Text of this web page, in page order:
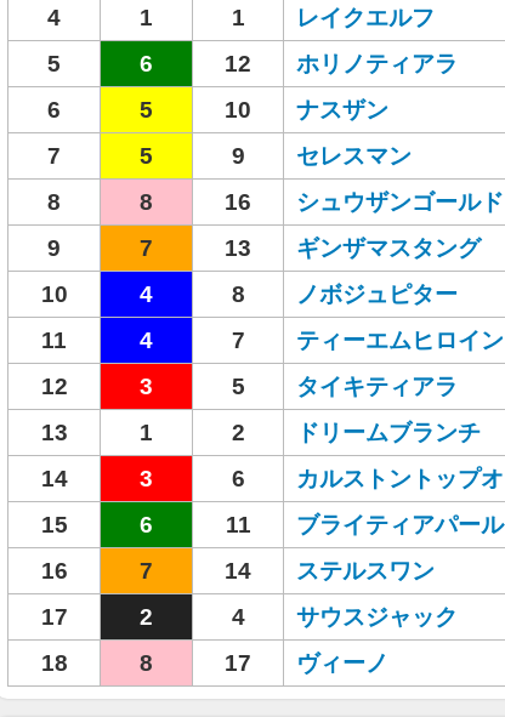
4
1 1 レイクエルフ
5
6 12 ホリノティアラ
6
5 10 ナスザン
7
5 9 セレスマン
8
8 16 シュウザンゴールド
9
7 13 ギンザマスタング
10
4 8 ノボジュピター
11
4 7 ティーエムヒロイン
12
3 5 タイキティアラ
13
1 2 ドリームブランチ
14
3 6 カルストントップオ
15
6 11 ブライティアパール
16
7 14 ステルスワン
17
2 4 サウスジャック
18
8 17 ヴィーノ